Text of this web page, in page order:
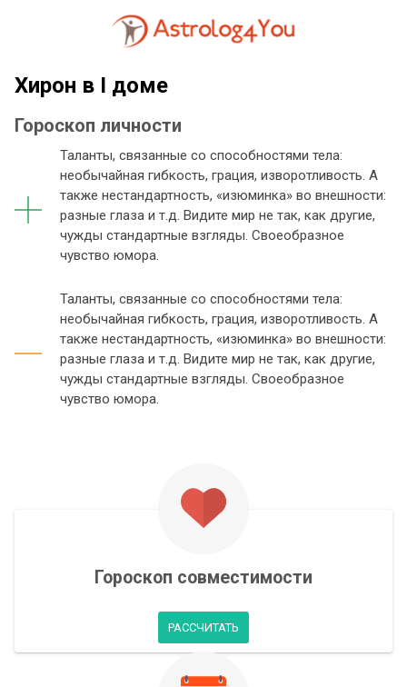
Хирон в I доме
Гороскоп личности
Таланты, связанные со способностями тела:
необычайная гибкость, грация, изворотливость. А
также нестандартность, «изюминка» во внешности:
разные глаза и т.д. Видите мир не так, как другие,
чужды стандартные взгляды. Своеобразное
чувство юмора.
Таланты, связанные со способностями тела:
необычайная гибкость, грация, изворотливость. А
также нестандартность, «изюминка» во внешности:
разные глаза и т.д. Видите мир не так, как другие,
чужды стандартные взгляды. Своеобразное
чувство юмора.
Гороскоп совместимости
РАССЧИТАТЬ